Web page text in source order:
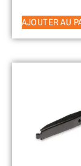
AJOUTER AU